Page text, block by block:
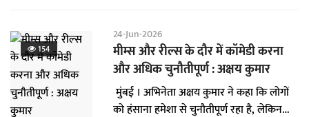
उन्होंने कहा, ''आज शाम 'एकेडमी ऑफ अचीवमेंट
अवॉर्ड' प्राप्त कर मैं बेहद सम्मानित महसूस कर
रहा हूं।'' वाशिंगटन स्थित गैर-लाभकारी संगठन 'द
एकेडमी ऑफ अचीवमेंट' कला, विज्ञान, कारोबार
और लोक सेवा जैसे क्षेत्रों में असाधारण योगदान
154
24-Jun-2026
मीम्स और रील्स के दौर में कॉमेडी करना
और अधिक चुनौतीपूर्ण : अक्षय कुमार
मुंबई । अभिनेता अक्षय कुमार ने कहा कि लोगों
को हंसाना हमेशा से चुनौतीपूर्ण रहा है, लेकिन